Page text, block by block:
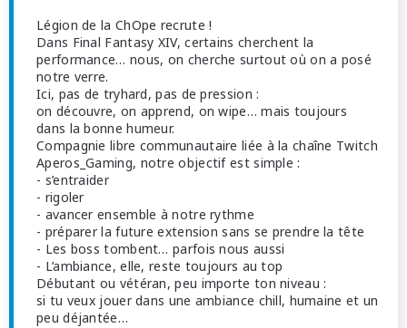
Légion de la ChOpe recrute !
Dans Final Fantasy XIV, certains cherchent la
performance… nous, on cherche surtout où on a posé
notre verre.
Ici, pas de tryhard, pas de pression :
on découvre, on apprend, on wipe… mais toujours
dans la bonne humeur.
Compagnie libre communautaire liée à la chaîne Twitch
Aperos_Gaming, notre objectif est simple :
- s’entraider
- rigoler
- avancer ensemble à notre rythme
- préparer la future extension sans se prendre la tête
- Les boss tombent… parfois nous aussi
- L’ambiance, elle, reste toujours au top
Débutant ou vétéran, peu importe ton niveau :
si tu veux jouer dans une ambiance chill, humaine et un
peu déjantée…